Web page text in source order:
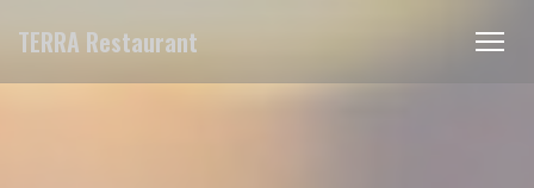
TERRA Restaurant